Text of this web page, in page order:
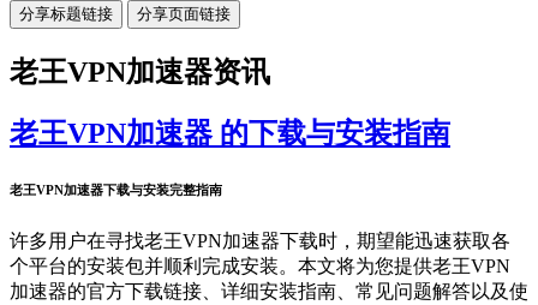
分享标题链接 分享页面链接
老王VPN加速器资讯
老王VPN加速器 的下载与安装指南
老王VPN加速器下载与安装完整指南
许多用户在寻找老王VPN加速器下载时，期望能迅速获取各
个平台的安装包并顺利完成安装。本文将为您提供老王VPN
加速器的官方下载链接、详细安装指南、常见问题解答以及使